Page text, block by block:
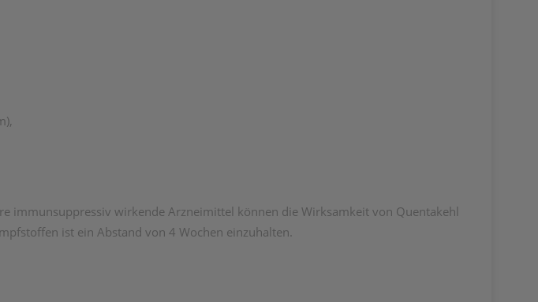
immunsuppressiv wirkende Arzneimittel können die Wirksamkeit von Quentakehl
ist ein Abstand von 4 Wochen einzuhalten.